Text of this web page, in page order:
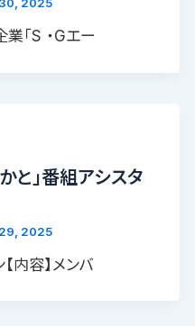
「S ・Gエー
と」番組アシスタ
2025
内容】メンバ